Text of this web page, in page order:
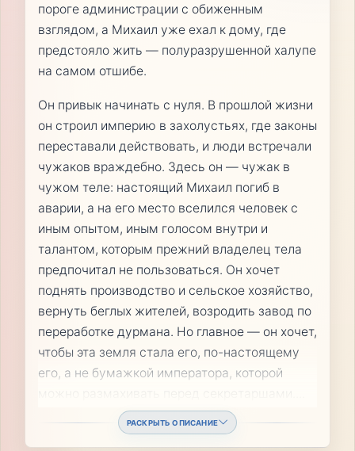
пороге администрации с обиженным
взглядом, а Михаил уже ехал к дому, где
предстояло жить — полуразрушенной халупе
на самом отшибе.
Он привык начинать с нуля. В прошлой жизни
он строил империю в захолустьях, где законы
переставали действовать, и люди встречали
чужаков враждебно. Здесь он — чужак в
чужом теле: настоящий Михаил погиб в
аварии, а на его место вселился человек с
иным опытом, иным голосом внутри и
талантом, которым прежний владелец тела
предпочитал не пользоваться. Он хочет
поднять производство и сельское хозяйство,
вернуть беглых жителей, возродить завод по
переработке дурмана. Но главное — он хочет,
чтобы эта земля стала его, по-настоящему
его, а не бумажкой императора, которой
РАСКРЫТЬ ОПИСАНИЕ